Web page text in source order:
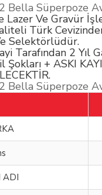
Bella Süperpoze
Lazer Ve Gravür
Türk
Selektörlüdür.
Tarafından 2 Yıl
Şokları + ASKI
Bella Süperpoze
ADI